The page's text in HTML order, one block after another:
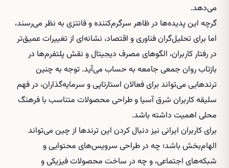
می‌دهد.
گرچه این پدیده‌ها در ظاهر سرگرم‌کننده و فانتزی به نظر می‌رسند،
اما برای تحلیل‌گران فناوری و اقتصاد، نشانه‌ای از تغییرات عمیق‌تر
در رفتار کاربران، الگوهای مصرف دیجیتال و نقش پلتفرم‌ها در
بازتاب روان جمعی جامعه به حساب می‌آید. توجه به چنین
ترندهایی می‌تواند برای فعالان استارتاپی و سرمایه‌گذاران، در فهم
سلیقه کاربران شرق آسیا و طراحی محصولات متناسب با فرهنگ
محلی اهمیت داشته باشد.
برای کاربران ایرانی نیز دنبال کردن این ترندها از چین می‌تواند
الهام‌بخش باشد؛ چه در طراحی سرویس‌های محتوایی و
شبکه‌های اجتماعی، و چه در ساخت محصولات فیزیکی و